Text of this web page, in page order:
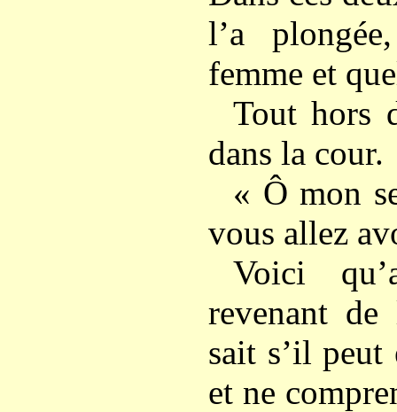
l’a
femme et
Tout hors
dans la cour.
« Ô mon
vous allez
Voici
revenant
sait s’il peut
et ne